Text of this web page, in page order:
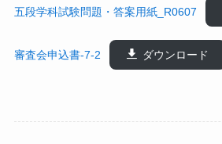
五段学科試験問題・答案用紙_R0607
審査会申込書-7-2 ダウンロード